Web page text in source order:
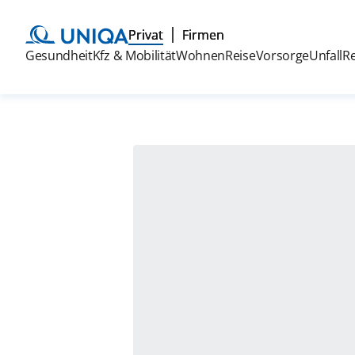
Privat
Firmen
GesundheitKfz & MobilitätWohnenReiseVorsorgeUnfall